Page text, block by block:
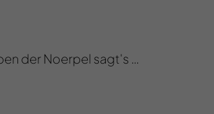
der Noerpel sagt's …